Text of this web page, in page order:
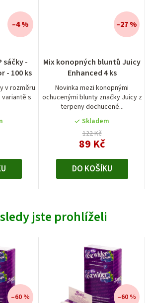
sáčky -
- 100 ks
v rozměru
variantě s
–4 %
Mix konopných bluntů Juicy
Enhanced 4 ks
Novinka mezi konopnými
ochucenými blunty značky Juicy z
terpeny dochucené...
hodnocení
produktu
je
5,0
z
5
hvězdiček.
Skladem
122 Kč
89 Kč
–27 %
DO KOŠÍKU
jste prohlíželi
–60 % –60 %